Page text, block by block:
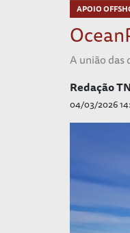
APOIO
A união das
Redação
04/03/2026